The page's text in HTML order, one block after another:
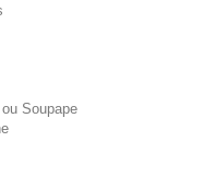
Soupape